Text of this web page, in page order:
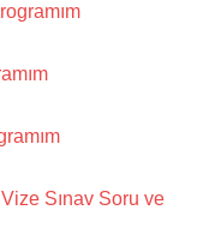
Sınav Soru ve